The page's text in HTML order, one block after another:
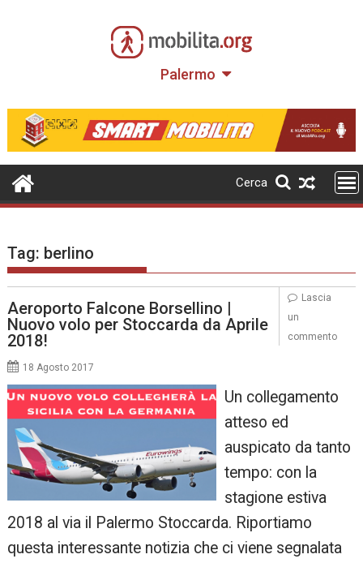
Palermo
Cerca
Tag: berlino
Aeroporto Falcone Borsellino |
Nuovo volo per Stoccarda da Aprile
2018!
18 Agosto 2017
Un collegamento
atteso ed
auspicato da tanto
tempo: con la
stagione estiva
2018 al via il Palermo Stoccarda. Riportiamo
questa interessante notizia che ci viene segnalata
Lascia
un
commento